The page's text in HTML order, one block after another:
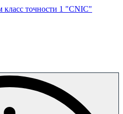
точности 1 "CNIC"